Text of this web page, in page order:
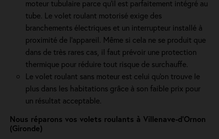
moteur tubulaire parce qu'il est parfaitement intégré au
tube. Le volet roulant motorisé exige des
branchements électriques et un interrupteur installé à
proximité de l'appareil. Même si cela ne se produit que
dans de très rares cas, il faut prévoir une protection
thermique pour réduire tout risque de surchauffe.
Le volet roulant sans moteur est celui qu'on trouve le
plus dans les habitations grâce à son faible prix pour
un résultat acceptable.
Nous réparons vos volets roulants à Villenave-d’Ornon
(Gironde)